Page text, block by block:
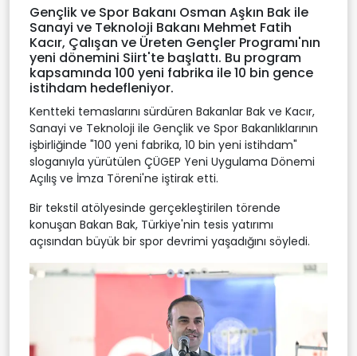
Gençlik ve Spor Bakanı Osman Aşkın Bak ile
Sanayi ve Teknoloji Bakanı Mehmet Fatih
Kacır, Çalışan ve Üreten Gençler Programı'nın
yeni dönemini Siirt'te başlattı. Bu program
kapsamında 100 yeni fabrika ile 10 bin gence
istihdam hedefleniyor.
Kentteki temaslarını sürdüren Bakanlar Bak ve Kacır,
Sanayi ve Teknoloji ile Gençlik ve Spor Bakanlıklarının
işbirliğinde "100 yeni fabrika, 10 bin yeni istihdam"
sloganıyla yürütülen ÇÜGEP Yeni Uygulama Dönemi
Açılış ve İmza Töreni'ne iştirak etti.
Bir tekstil atölyesinde gerçekleştirilen törende
konuşan Bakan Bak, Türkiye'nin tesis yatırımı
açısından büyük bir spor devrimi yaşadığını söyledi.